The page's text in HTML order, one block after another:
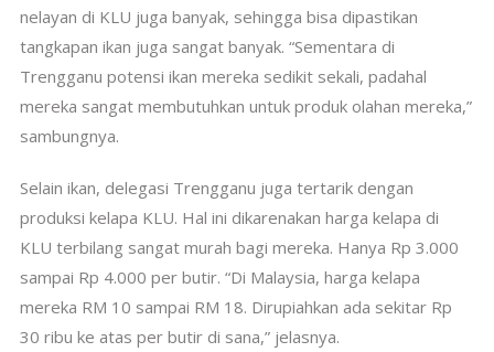
nelayan di KLU juga banyak, sehingga bisa dipastikan
tangkapan ikan juga sangat banyak. “Sementara di
Trengganu potensi ikan mereka sedikit sekali, padahal
mereka sangat membutuhkan untuk produk olahan mereka,”
sambungnya.
Selain ikan, delegasi Trengganu juga tertarik dengan
produksi kelapa KLU. Hal ini dikarenakan harga kelapa di
KLU terbilang sangat murah bagi mereka. Hanya Rp 3.000
sampai Rp 4.000 per butir. “Di Malaysia, harga kelapa
mereka RM 10 sampai RM 18. Dirupiahkan ada sekitar Rp
30 ribu ke atas per butir di sana,” jelasnya.